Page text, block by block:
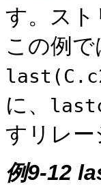
す。スト
この例
に、
すリレー
例9-12